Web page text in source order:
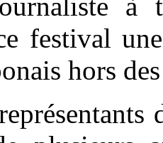
festival
hors